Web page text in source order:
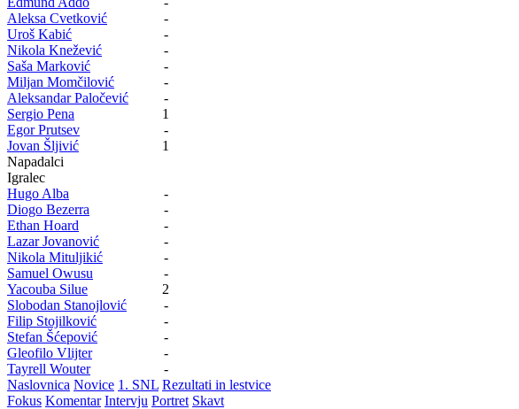
Aleksa Cvetković
-
Uroš Kabić
-
Nikola Knežević
-
Saša Marković
-
Miljan Momčilović
-
Aleksandar Paločević
-
Sergio Pena
1
Egor Prutsev
-
Jovan Šljivić
1
Napadalci
Igralec
Hugo Alba
-
Diogo Bezerra
-
Ethan Hoard
-
Lazar Jovanović
-
Nikola Mituljikić
-
Samuel Owusu
-
Yacouba Silue
2
Slobodan Stanojlović
-
Filip Stojilković
-
Stefan Šćepović
-
Gleofilo Vlijter
-
Tayrell Wouter
-
Naslovnica Novice 1. SNL Rezultati in lestvice
Fokus Komentar Intervju Portret Skavt